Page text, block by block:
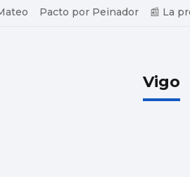
Pacto por Peinador 📰 La
Vigo